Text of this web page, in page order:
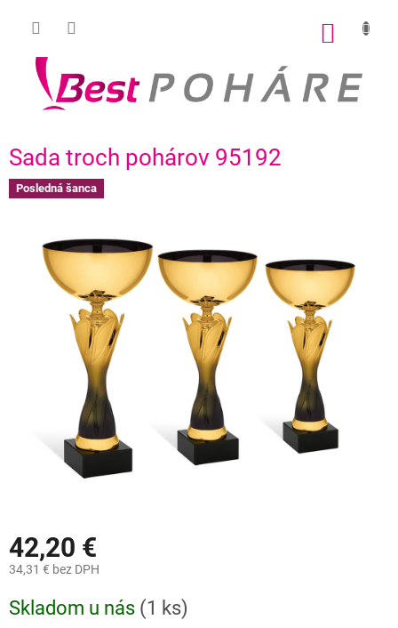
Sada troch pohárov 95192
Posledná šanca
42,20 €
34,31 € bez DPH
cena:
Skladom u nás (1 ks)